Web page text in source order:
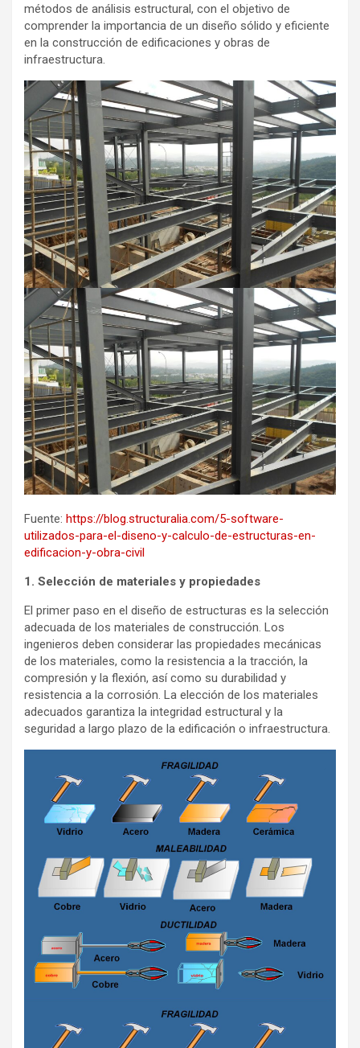
métodos de análisis estructural, con el objetivo de
comprender la importancia de un diseño sólido y eficiente
en la construcción de edificaciones y obras de
infraestructura.
Fuente: https://blog.structuralia.com/5-software-
utilizados-para-el-diseno-y-calculo-de-estructuras-en-
edificacion-y-obra-civil
1. Selección de materiales y propiedades
El primer paso en el diseño de estructuras es la selección
adecuada de los materiales de construcción. Los
ingenieros deben considerar las propiedades mecánicas
de los materiales, como la resistencia a la tracción, la
compresión y la flexión, así como su durabilidad y
resistencia a la corrosión. La elección de los materiales
adecuados garantiza la integridad estructural y la
seguridad a largo plazo de la edificación o infraestructura.